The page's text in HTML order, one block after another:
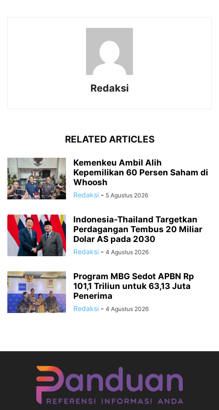
Redaksi
RELATED ARTICLES
Kemenkeu Ambil Alih
Kepemilikan 60 Persen Saham di
Whoosh
Redaksi - 5 Agustus 2026
Indonesia-Thailand Targetkan
Perdagangan Tembus 20 Miliar
Dolar AS pada 2030
Redaksi - 4 Agustus 2026
Program MBG Sedot APBN Rp
101,1 Triliun untuk 63,13 Juta
Penerima
Redaksi - 4 Agustus 2026